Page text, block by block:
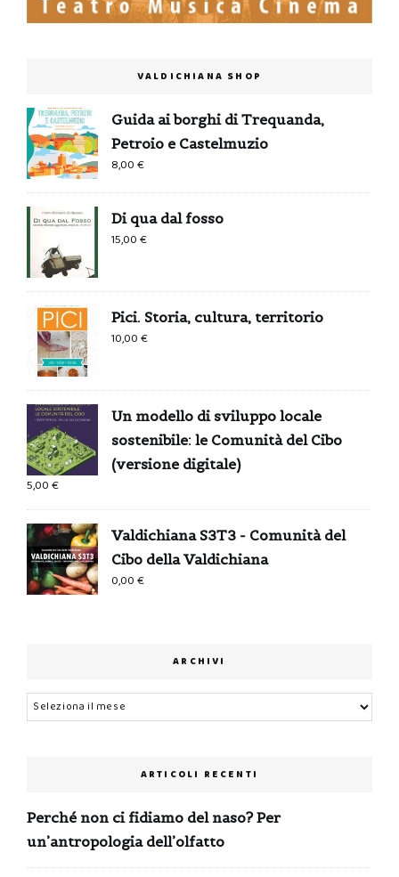
VALDICHIANA SHOP
Guida ai borghi di Trequanda,
Petroio e Castelmuzio
8,00€
Di qua dal fosso
15,00€
Pici. Storia, cultura, territorio
10,00€
Un modello di sviluppo locale
sostenibile: le Comunità del Cibo
(versione digitale)
5,00€
Valdichiana S3T3 - Comunità del
Cibo della Valdichiana
0,00€
ARCHIVI
Archivi
ARTICOLI RECENTI
Perché non ci fidiamo del naso? Per
un’antropologia dell’olfatto